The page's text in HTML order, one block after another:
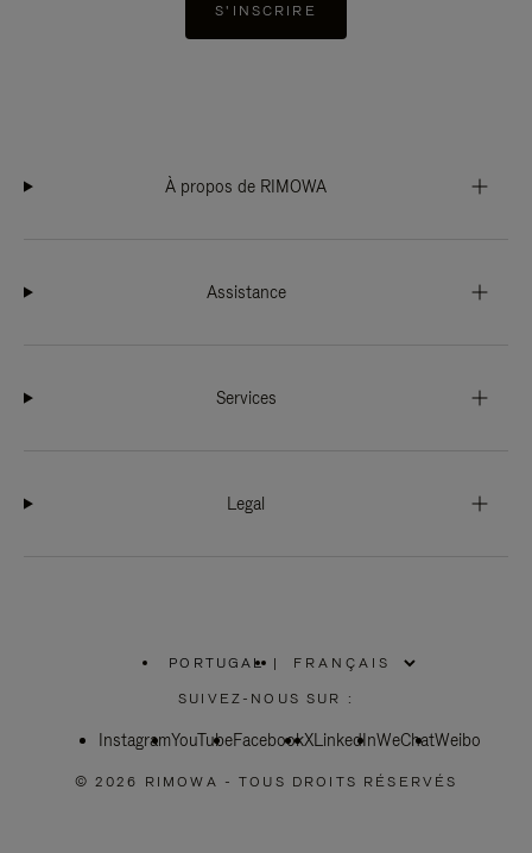
S'INSCRIRE
À propos de RIMOWA
Assistance
Services
Legal
PORTUGAL
SÉLECTIONNEZ
VOTRE
|
SUIVEZ-NOUS SUR :
InstagramYouTubeFacebookXLinkedInWeChatWeibo
© 2026 RIMOWA - TOUS DROITS RÉSERVÉS